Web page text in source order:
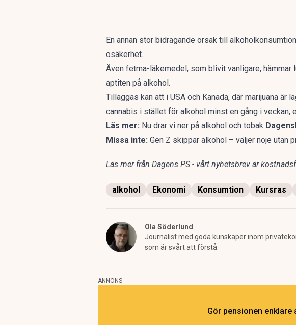
En annan stor bidragande orsak till
osäkerhet.
Även fetma-läkemedel, som blivit vanligare,
aptiten på alkohol.
Tilläggas kan att i USA och Kanada, där marijuana
cannabis i stället för alkohol minst en gång i veckan,
Läs mer: Nu drar vi ner på alkohol och tobak
Missa inte: Gen Z skippar alkohol – väljer nöje utan
Läs mer från Dagens PS - vårt nyhetsbrev är
alkohol Ekonomi Konsumtion Kursras
Ola Söderlund
Journalist med goda kunskaper inom
som är svårt att förstå.
ANNONS
Gör pensionen